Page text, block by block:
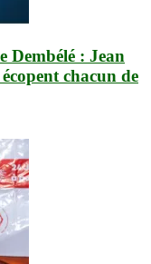
Dembélé : Jean
chacun de